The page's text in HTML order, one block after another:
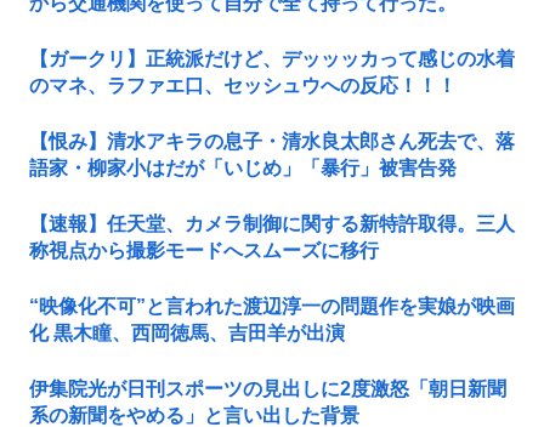
【ガークリ】正統派だけど、デッッッカって感じの水着
のマネ、ラファエ口、セッシュウへの反応！！！
【恨み】清水アキラの息子・清水良太郎さん死去で、落
語家・柳家小はだが「いじめ」「暴行」被害告発
【速報】任天堂、カメラ制御に関する新特許取得。三人
称視点から撮影モードへスムーズに移行
“映像化不可”と言われた渡辺淳一の問題作を実娘が映画
化 黒木瞳、西岡徳馬、吉田羊が出演
伊集院光が日刊スポーツの見出しに2度激怒「朝日新聞
系の新聞をやめる」と言い出した背景